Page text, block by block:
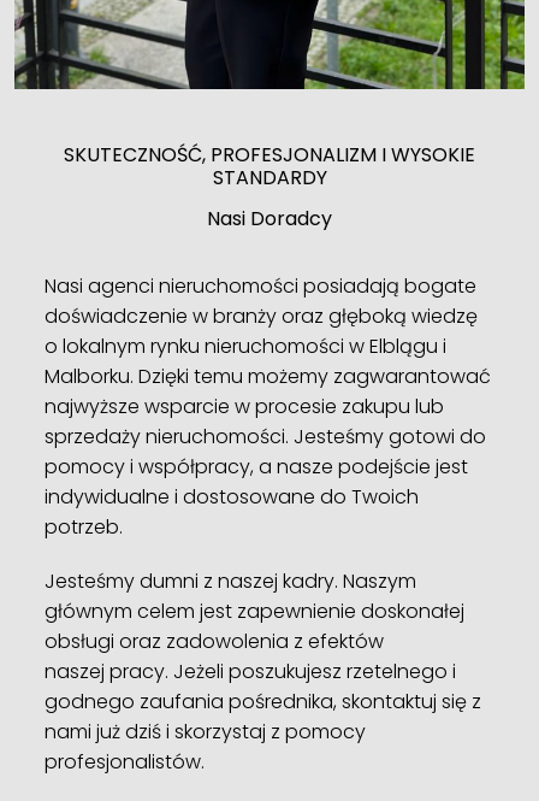
SKUTECZNOŚĆ, PROFESJONALIZM I WYSOKIE
STANDARDY
Nasi Doradcy
Nasi agenci nieruchomości posiadają bogate
doświadczenie w branży oraz głęboką wiedzę
o lokalnym rynku nieruchomości w Elblągu i
Malborku. Dzięki temu możemy zagwarantować
najwyższe wsparcie w procesie zakupu lub
sprzedaży nieruchomości. Jesteśmy gotowi do
pomocy i współpracy, a nasze podejście jest
indywidualne i dostosowane do Twoich
potrzeb.
Jesteśmy dumni z naszej kadry. Naszym
głównym celem jest zapewnienie doskonałej
obsługi oraz zadowolenia z efektów
naszej pracy. Jeżeli poszukujesz rzetelnego i
godnego zaufania pośrednika, skontaktuj się z
nami już dziś i skorzystaj z pomocy
profesjonalistów.